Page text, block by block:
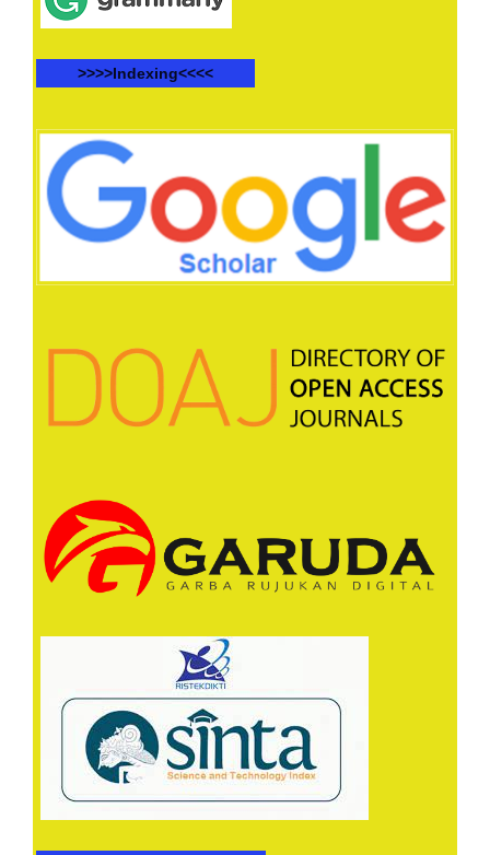
>>>>Indexing<<<<